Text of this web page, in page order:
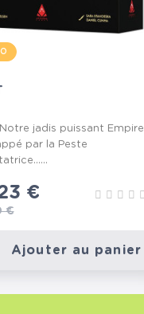
jadis puissant Empire
par la Peste
€
de base
€
Ajouter au panier